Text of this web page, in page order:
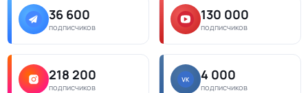
36 600
подписчиков
130 000
подписчиков
218 200
подписчиков
4 000
подписчиков